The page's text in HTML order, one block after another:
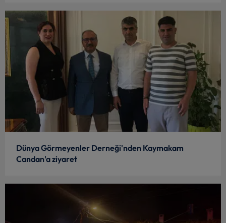
Dünya Görmeyenler Derneği'nden Kaymakam
Candan'a ziyaret